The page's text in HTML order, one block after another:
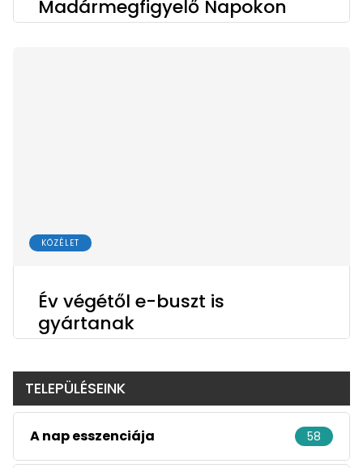
Madármegfigyelő Napokon
KÖZÉLET
Év végétől e-buszt is
gyártanak
TELEPÜLÉSEINK
A nap esszenciája 58